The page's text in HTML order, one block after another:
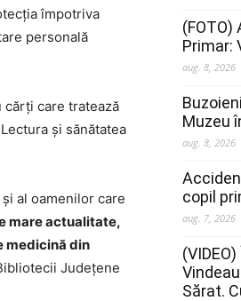
împotriva
personală
cărți care tratează
și sănătatea
al oamenilor care
mare actualitate,
medicină din
Județene
(FOTO)
Primar:
aug. 8, 2026
Muzeu
aug. 8, 2026
copil
aug. 7, 2026
Sărat.